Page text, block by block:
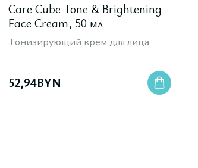
Care Cube Tone & Brightening
Face Cream, 50 мл
Тонизирующий крем для лица
52,94BYN